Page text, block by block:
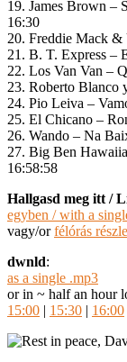
19. James Brown –
16:30
20. Freddie Mack
21. B. T. Express –
22. Los Van Van –
23. Roberto Blanco
24. Pio Leiva –
25. El Chicano –
26. Wando – Na
27. Big Ben
16:58:58
Hallgasd meg itt /
egyben / with a
vagy/orfélórás
dwnld:
as a single .mp3
or in ~ half an hour
15:00 | 15:30 | 16:00